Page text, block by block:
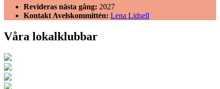
Revideras nästa gång: 2027
Kontakt Avelskommittén: Lena Lidsell
Våra lokalklubbar